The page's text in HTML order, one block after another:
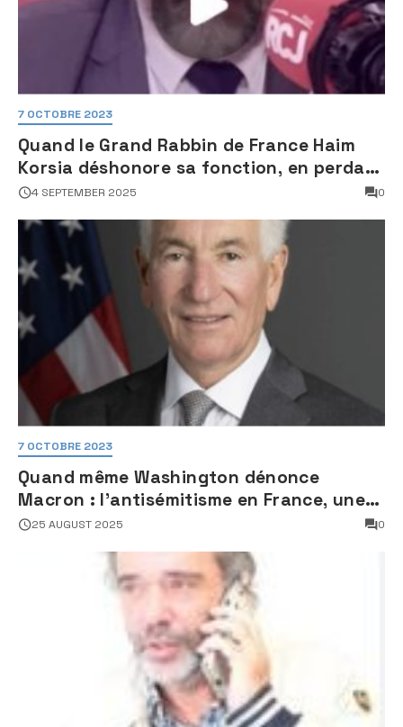
7 OCTOBRE 2023
Quand le Grand Rabbin de France Haim
Korsia déshonore sa fonction, en perdant
son sang froid
4 SEPTEMBER 2025 0
7 OCTOBRE 2023
Quand même Washington dénonce
Macron : l’antisémitisme en France, une
faillite d’État
25 AUGUST 2025 0